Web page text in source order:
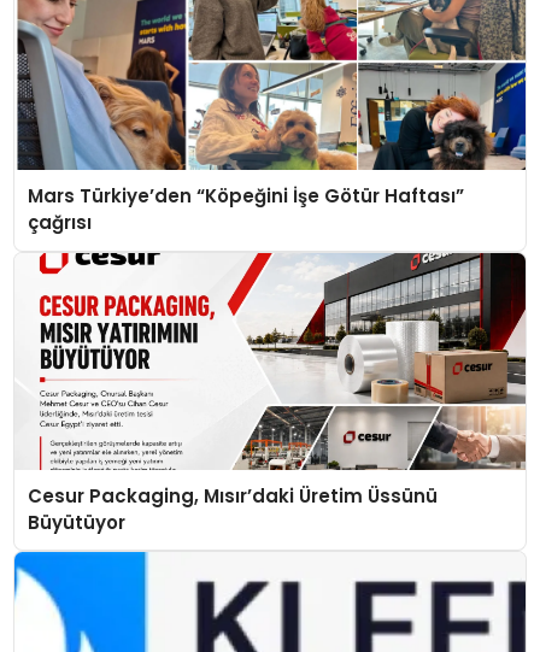
Mars Türkiye’den “Köpeğini İşe Götür Haftası”
çağrısı
Cesur Packaging, Mısır’daki Üretim Üssünü
Büyütüyor